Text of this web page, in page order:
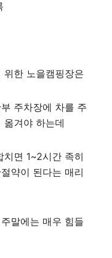
한 노을캠핑장은
주차장에 차를 주
옮겨야 하는데
면 1~2시간 족히
약이 된다는 매리
말에는 매우 힘들